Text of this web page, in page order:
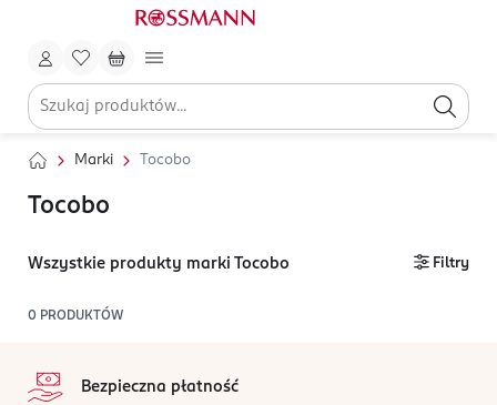
Marki Tocobo
Tocobo
Wszystkie produkty marki Tocobo Filtry
0 PRODUKTÓW
Bezpieczna płatność